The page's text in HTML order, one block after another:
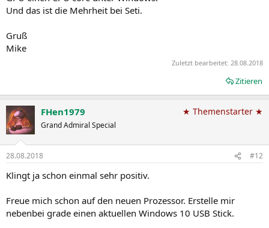
Und das ist die Mehrheit bei Seti.
Gruß
Mike
Zuletzt bearbeitet: 28.08.2018
Zitieren
FHen1979
Grand Admiral Special
★ Themenstarter ★
28.08.2018 #12
Klingt ja schon einmal sehr positiv.
Freue mich schon auf den neuen Prozessor. Erstelle mir
nebenbei grade einen aktuellen Windows 10 USB Stick.